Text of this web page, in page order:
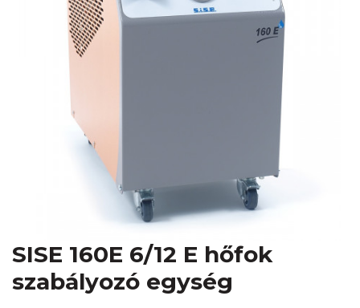
SISE 160E 6/12 E hőfok
szabályozó egység